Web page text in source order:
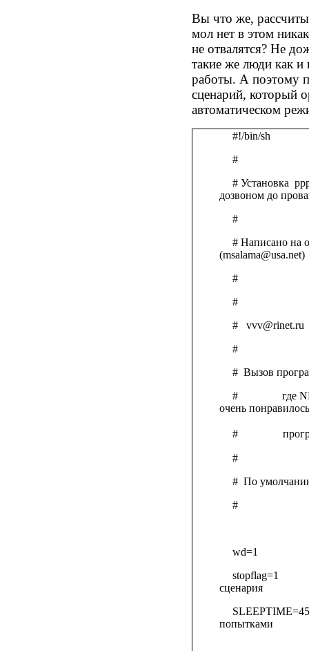
Вы что же,
мол нет в этом
не отвалятся? Не
такие же люди как
работы. А поэтому
сценарий, который
автоматическом
#!/bin/sh
#
# Установка
дозвоном до
#
# Написано на
(msalama@usa.net)
#
#
#
vvv@rinet.ru
#
# Вызов
#
где
очень
#
#
# По
#
wd=1
stopflag=1
сценария
попытками